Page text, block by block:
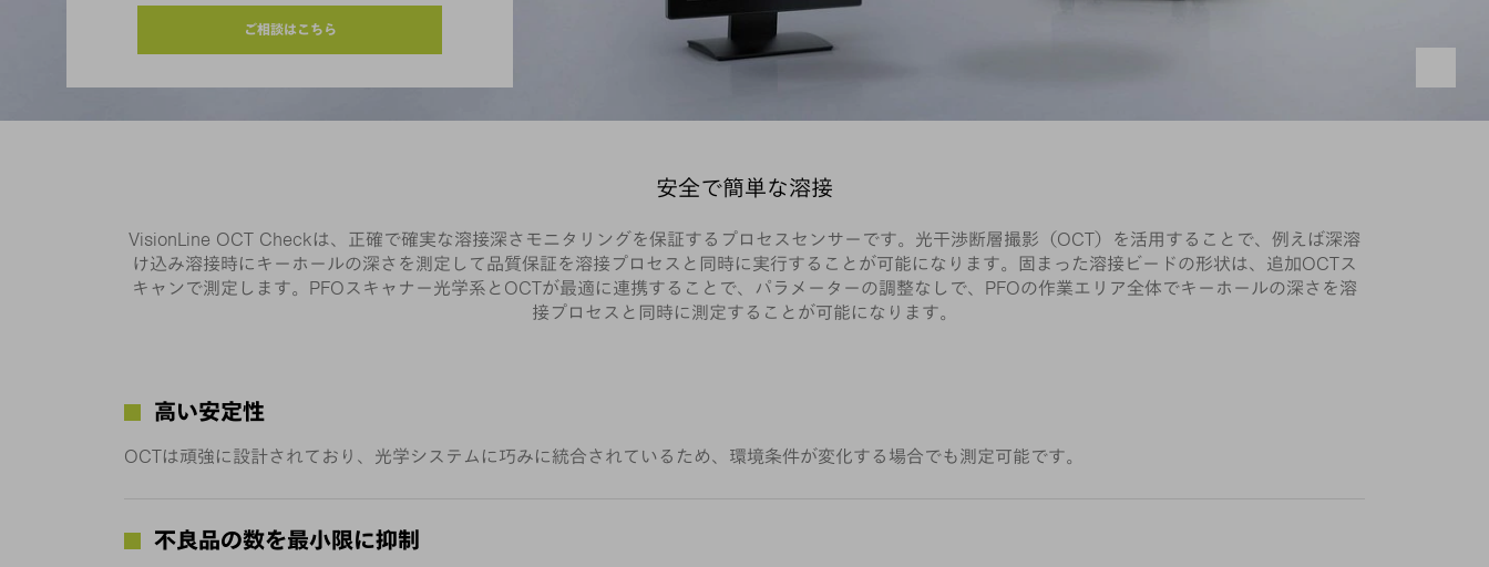
ご相談はこちら
安全で簡単な溶接
VisionLine OCT Checkは、正確で確実な溶接深さモニタリングを保証するプロセスセンサーです。光干渉断層撮影（OCT）を活用することで、例えば深溶
け込み溶接時にキーホールの深さを測定して品質保証を溶接プロセスと同時に実行することが可能になります。固まった溶接ビードの形状は、追加OCTス
キャンで測定します。PFOスキャナー光学系とOCTが最適に連携することで、パラメーターの調整なしで、PFOの作業エリア全体でキーホールの深さを溶
接プロセスと同時に測定することが可能になります。
高い安定性
OCTは頑強に設計されており、光学システムに巧みに統合されているため、環境条件が変化する場合でも測定可能です。
不良品の数を最小限に抑制